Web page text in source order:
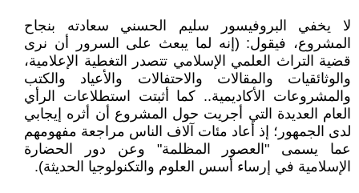
لا يخفي البروفيسور سليم الحسني سعادته بنجاح
المشروع، فيقول: (إنه لما يبعث على السرور أن نرى
قضية التراث العلمي الإسلامي تتصدر التغطية الإعلامية،
والوثائقيات والمقالات والاحتفالات والأعياد والكتب
والمشروعات الأكاديمية.. كما أثبتت استطلاعات الرأي
العام العديدة التي أجريت حول المشروع أن أثره إيجابي
لدى الجمهور؛ إذ أعاد مئات آلاف الناس مراجعة مفهومهم
عما يسمى "العصور المظلمة" وعن دور الحضارة
الإسلامية في إرساء أسس العلوم والتكنولوجيا الحديثة).